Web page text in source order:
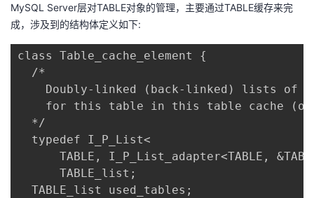
MySQL Server层对TABLE对象的管理，主要通过TABLE缓存来完
成，涉及到的结构体定义如下:
class Table_cache_element {
  /*
Doubly-linked (back-linked) lists of
for this table in this table cache
  */
  typedef I_P_List<
TABLE, I_P_List_adapter<TABLE,
      TABLE_list;
  TABLE_list used_tables;